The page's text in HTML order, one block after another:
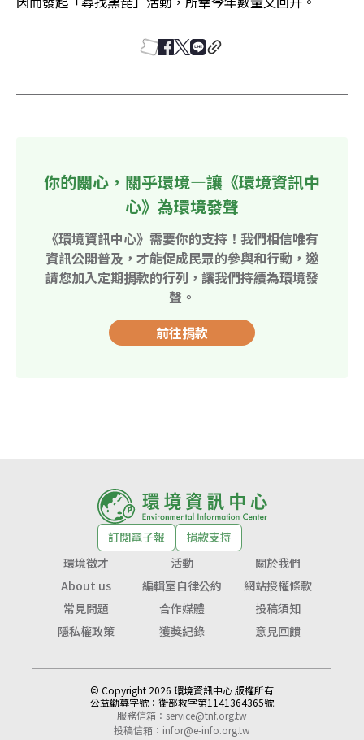
你的關心，關乎環境—讓《環境資訊中
心》為環境發聲
《環境資訊中心》需要你的支持！我們相信唯有
資訊公開普及，才能促成民眾的參與和行動，邀
請您加入定期捐款的行列，讓我們持續為環境發
聲。
前往捐款
訂閱電子報
捐款支持
環境徵才
活動
關於我們
About us
編輯室自律公約
網站授權條款
常見問題
合作媒體
投稿須知
隱私權政策
獲獎紀錄 意見回饋
© Copyright 2026 環境資訊中心 版權所有
公益勸募字號： 衛部救字第1141364365號
服務信箱： service@tnf.org.tw
投稿信箱： infor@e-info.org.tw